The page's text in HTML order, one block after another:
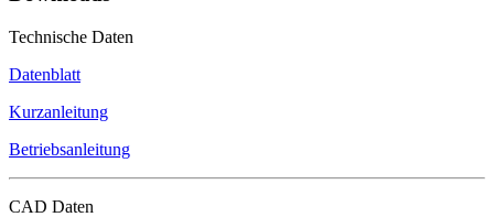
Technische Daten
Datenblatt
Kurzanleitung
Betriebsanleitung
CAD Daten